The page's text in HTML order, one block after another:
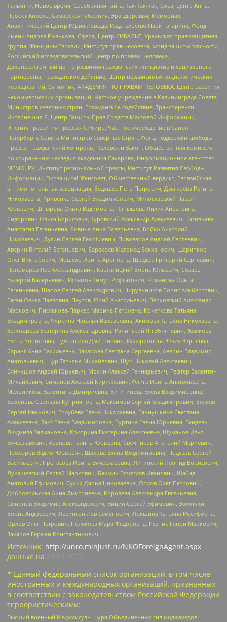
Тольятти, Новое время, Серебряная тайга, Так-Так-Так, Сова, центр Анна,
Проект Апрель, Самарская губерния, Эра здоровья, Мемориал,
Аналитический Центр Юрия Левады, Издательство Парк Гагарина, Фонд
имени Андрея Рылькова, Сфера, Центр СИБАЛЬТ, Уральская правозащитная
группа, Женщины Евразии, Институт прав человека, Фонд защиты гласности,
Российский исследовательский центр по правам человека,
Дальневосточный центр развития гражданских инициатив и социального
партнерства, Гражданское действие, Центр независимых социологических
исследований, Сутяжник, АКАДЕМИЯ ПО ПРАВАМ ЧЕЛОВЕКА, Центр развития
некоммерческих организаций, Частное учреждение в Калининграде Совета
Министров северных стран, Гражданское содействие, Трансперенси
Интернешнл-Р, Центр Защиты Прав Средств Массовой Информации,
Институт развития прессы - Сибирь, Частное учреждение в Санкт-
Петербурге Совета Министров Северных Стран, Фонд поддержки свободы
прессы, Гражданский контроль, Человек и Закон, Общественная комиссия
по сохранению наследия академика Сахарова, Информационное агентство
МЕМО. РУ, Институт региональной прессы, Институт Развития Свободы
Информации, Экозащита!-Женсовет, Общественный вердикт, Евразийская
антимонопольная ассоциация, Бедушев Петр Петрович, Дзугкоева Регина
Николаевна, Кривенко Сергей Владимирович, Милославский Павел
Юрьевич, Шнырова Ольга Вадимовна, Чанышева Лилия Айратовна,
Сидорович Ольга Борисовна, Туровский Александр Алексеевич, Васильева
Анастасия Евгеньевна, Ривина Анна Валерьевна, Бойко Анатолий
Николаевич, Дугин Сергей Георгиевич, Пивоваров Андрей Сергеевич,
Аверин Виталий Евгеньевич, Барахоев Магомед Бекханович, Шарипков
Олег Викторович, Мошель Ирина Ароновна, Шведов Григорий Сергеевич,
Пономарев Лев Александрович, Каргалицкий Борис Юльевич, Созаев
Валерий Валерьевич, Исламов Тимур Рифгатович, Романова Ольга
Евгеньевна, Щаров Сергей Алексадрович, Цирульников Борис Альбертович,
Гасан Ольга Павловна, Паутов Юрий Анатольевич, Верховский Александр
Маркович, Пислакова-Паркер Марина Петровна, Кочеткова Татьяна
Владимировна, Чуркина Наталья Валерьевна, Акимова Татьяна Николаевна,
Золотарева Екатерина Александровна, Рачинский Ян Збигневич, Жемкова
Елена Борисовна, Гудков Лев Дмитриевич, Илларионова Юлия Юрьевна,
Саранг Анна Васильевна, Захарова Светлана Сергеевна, Аверин Владимир
Анатольевич, Щур Татьяна Михайловна, Щур Николай Алексеевич,
Блинушов Андрей Юрьевич, Мосин Алексей Геннадьевич, Гефтер Валентин
Михайлович, Симонов Алексей Кириллович, Флиге Ирина Анатольевна,
Мельникова Валентина Дмитриевна, Вититинова Елена Владимировна,
Баженова Светлана Куприяновна, Максимов Сергей Владимирович, Беляев
Сергей Иванович, Голубева Елена Николаевна, Ганнушкина Светлана
Алексеевна, Закс Елена Владимировна, Буртина Елена Юрьевна, Гендель
Людмила Залмановна, Кокорина Екатерина Алексеевна, Шуманов Илья
Вячеславович, Арапова Галина Юрьевна, Свечников Анатолий Мариевич,
Прохоров Вадим Юрьевич, Шахова Елена Владимировна, Подузов Сергей
Васильевич, Протасова Ирина Вячеславовна, Литинский Леонид Борисович,
Лукашевский Сергей Маркович, Бахмин Вячеслав Иванович, Шабад
Анатолий Ефимович, Сухих Дарья Николаевна, Орлов Олег Петрович,
Добровольская Анна Дмитриевна, Королева Александра Евгеньевна,
Смирнов Владимир Александрович, Вицин Сергей Ефимович, Золотухин
Борис Андреевич, Левинсон Лев Семенович, Локшина Татьяна Иосифовна,
Орлов Олег Петрович, Полякова Мара Федоровна, Резник Генри Маркович,
Захаров Герман Константинович
Источник: http://unro.minjust.ru/NKOForeignAgent.aspx
данные на
* Единый федеральный список организаций, в том числе
иностранных и международных организаций, признанных
в соответствии с законодательством Российской Федерации
террористическими:
Высший военный Маджлисуль Шура Объединенных сил моджахедов